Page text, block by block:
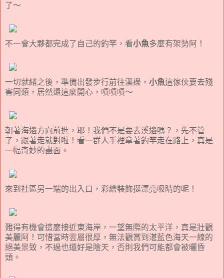
了～
不一會大夥都完成了自己的釣竿，看小魚多麼有架勢阿！
一切就緒之後，準備出發步行前往溪邊， 小魚這傢伙要去殘
害同類，居然還這麼開心，嘖嘖嘖～
朝著海邊方向前進，耶！我們不是要去溪邊嗎？，先不管
了，跟著走就對啦！看一群人手裡拿著釣竿走在路上，真是
一幅奇妙的畫面。
來到社區另一端的出入口，彩繪裝飾挺漂亮吸睛的呢！
難得有機會這麼接近東海岸，一望無際的太平洋，真是壯觀
美麗阿！可惜當時雲層很厚，無法觀賞到湛藍色海天一線的
絕美景致，不過也還好是陰天，否則我們可能都會被曬昏
頭。